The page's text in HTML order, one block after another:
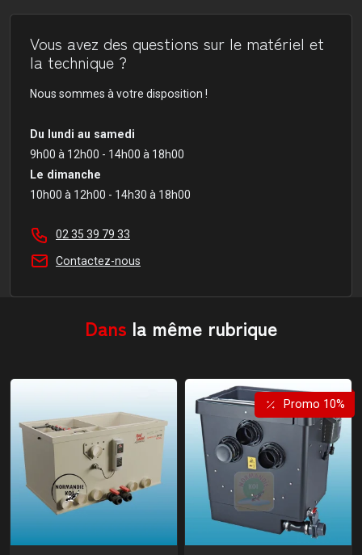
Vous avez des questions sur le matériel et
la technique ?
Nous sommes à votre disposition !
Du lundi au samedi
9h00 à 12h00 - 14h00 à 18h00
Le dimanche
10h00 à 12h00 - 14h30 à 18h00
02 35 39 79 33
Contactez-nous
Dans la même rubrique
Promo 10%